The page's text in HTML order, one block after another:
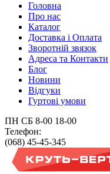
Головна
Про нас
Каталог
Доставка і Оплата
Зворотній звязок
Адреса та Контакти
Блог
Новини
Відгуки
Гуртові умови
ПН СБ 8-00 18-00
Телефон:
(068) 45-45-345